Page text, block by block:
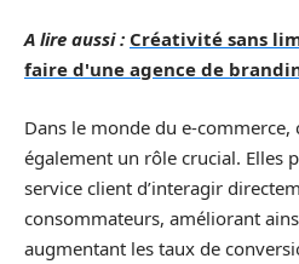
A lire aussi : Créativité sans
faire d'une agence de
Dans le monde du e-
également un rôle crucial. Elles
service client d’interagir
consommateurs, améliorant
augmentant les taux de